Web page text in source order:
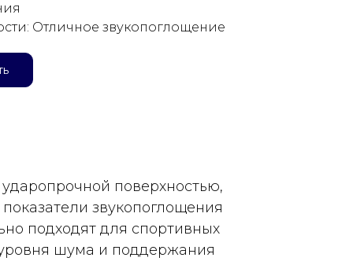
Отличное звукопоглощение
поверхностью,
звукопоглощения
подходят для спортивных
шума и поддержания